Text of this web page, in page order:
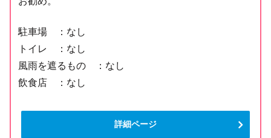
駐車場 ：なし
トイレ ：なし
風雨を遮るもの ：なし
飲食店 ：なし
詳細ページ